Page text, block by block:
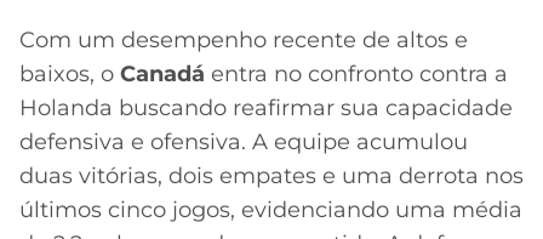
Com um desempenho recente de altos e
baixos, o Canadá entra no confronto contra a
Holanda buscando reafirmar sua capacidade
defensiva e ofensiva. A equipe acumulou
duas vitórias, dois empates e uma derrota nos
últimos cinco jogos, evidenciando uma média